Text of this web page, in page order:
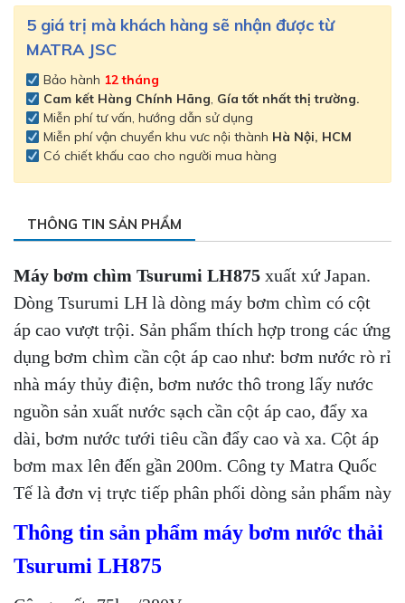
5 giá trị mà khách hàng sẽ nhận được từ
MATRA JSC
Bảo hành 12 tháng
Cam kết Hàng Chính Hãng, Gía tốt nhất thị trường.
Miễn phí tư vấn, hướng dẫn sử dụng
Miễn phí vận chuyển khu vưc nội thành Hà Nội, HCM
Có chiết khấu cao cho người mua hàng
THÔNG TIN SẢN PHẨM
Máy bơm chìm Tsurumi LH875 xuất xứ Japan.
Dòng Tsurumi LH là dòng máy bơm chìm có cột
áp cao vượt trội. Sản phẩm thích hợp trong các ứng
dụng bơm chìm cần cột áp cao như: bơm nước rò rỉ
nhà máy thủy điện, bơm nước thô trong lấy nước
nguồn sản xuất nước sạch cần cột áp cao, đẩy xa
dài, bơm nước tưới tiêu cần đẩy cao và xa. Cột áp
bơm max lên đến gần 200m. Công ty Matra Quốc
Tế là đơn vị trực tiếp phân phối dòng sản phẩm này
Thông tin sản phẩm máy bơm nước thải
Tsurumi LH875